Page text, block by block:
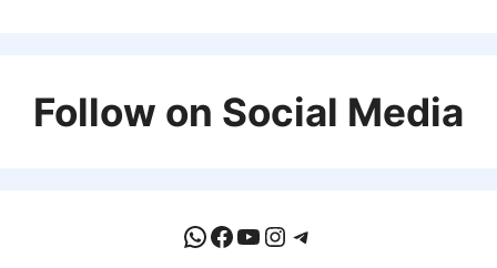
Follow on Social Media
WhatsApp
Facebook
YouTube
Instagram
Telegram